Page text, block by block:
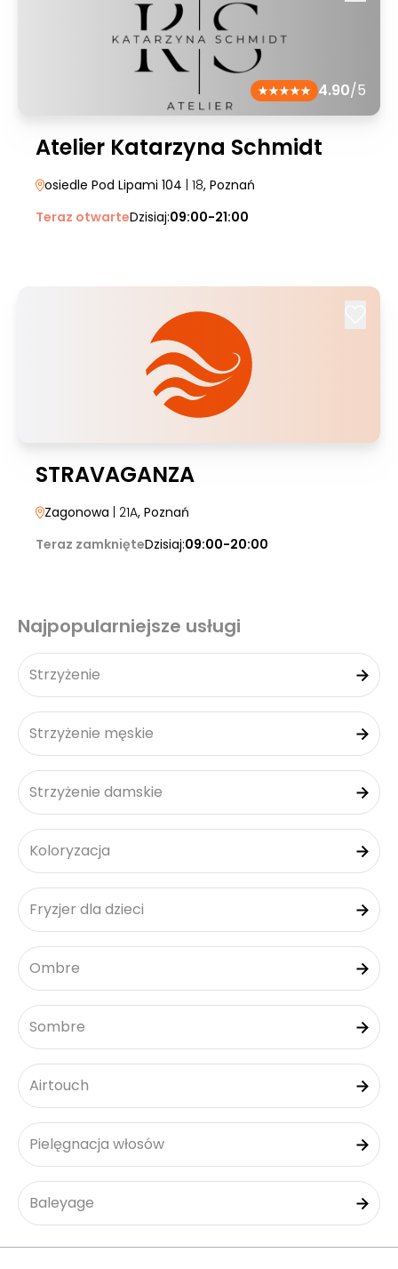
4.90/5
Atelier Katarzyna Schmidt
osiedle Pod Lipami 104 | 18, Poznań
Teraz otwarteDzisiaj:09:00-21:00
STRAVAGANZA
Zagonowa | 21A, Poznań
Teraz zamknięteDzisiaj:09:00-20:00
Najpopularniejsze usługi
Strzyżenie
Strzyżenie męskie
Strzyżenie damskie
Koloryzacja
Fryzjer dla dzieci
Ombre
Sombre
Airtouch
Pielęgnacja włosów
Baleyage